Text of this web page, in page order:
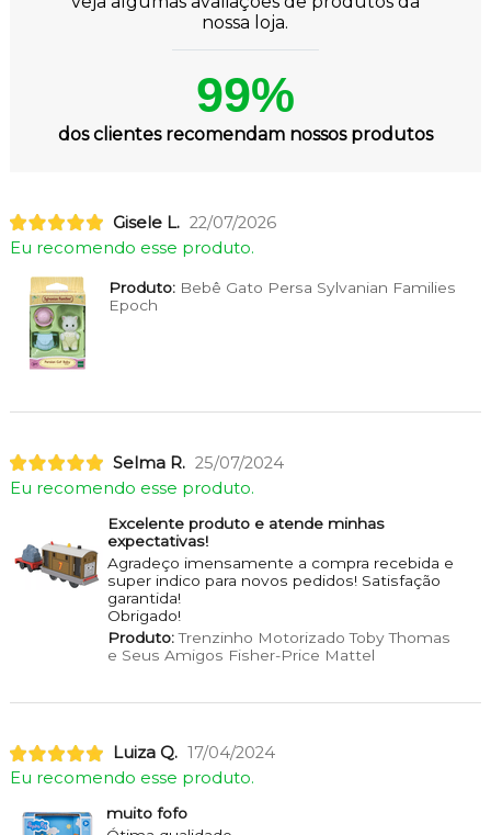
nossa loja.
99%
dos clientes recomendam nossos produtos
Gisele L. 22/07/2026
Eu recomendo esse produto.
Produto:Bebê Gato Persa Sylvanian Families
Epoch
Selma R. 25/07/2024
Eu recomendo esse produto.
Excelente produto e atende minhas
expectativas!
Agradeço imensamente a compra recebida e
super indico para novos pedidos! Satisfação
garantida!
Obrigado!
Produto:Trenzinho Motorizado Toby Thomas
e Seus Amigos Fisher-Price Mattel
Luiza Q. 17/04/2024
Eu recomendo esse produto.
muito fofo